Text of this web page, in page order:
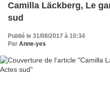
Camilla Läckberg, Le
sud
Publié le 31/08/2017 à 10:34
Par Anne-yes